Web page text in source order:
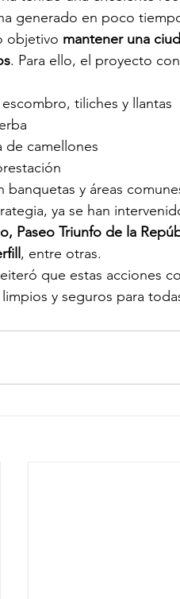
generado en poco
objetivo mantener una
. Para ello, el proyecto
tiliches y llantas
de camellones
banquetas y áreas
ya se han
Paseo Triunfo de la
, entre otras.
que estas acciones
y seguros para